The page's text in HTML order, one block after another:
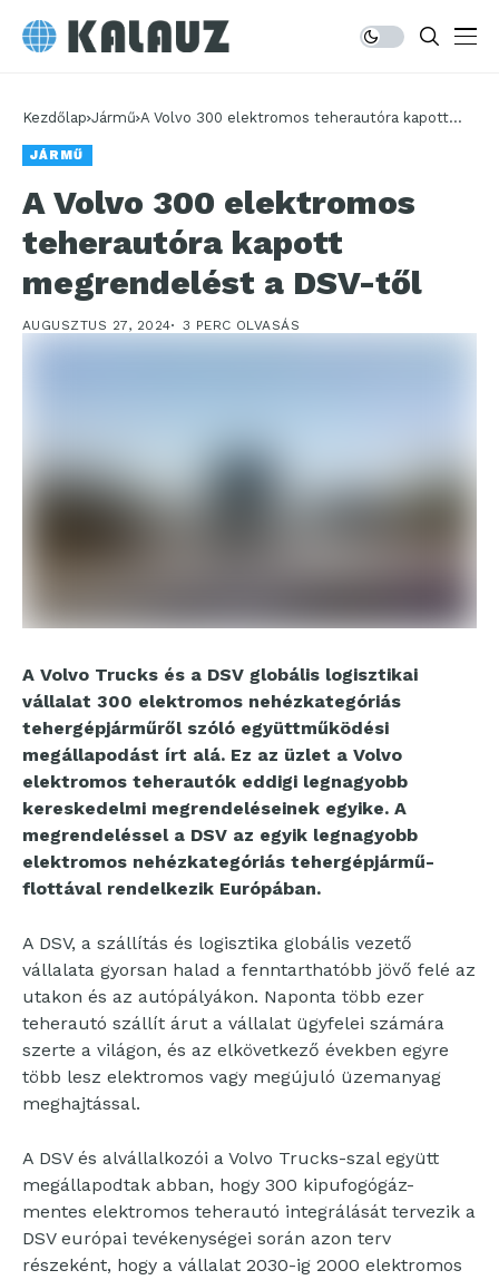
Kezdőlap Jármű A Volvo 300 elektromos teherautóra kapott
JÁRMŰ
A Volvo 300 elektromos
teherautóra kapott
megrendelést a DSV-től
AUGUSZTUS 27, 2024 3 PERC OLVASÁS
A Volvo Trucks és a DSV globális logisztikai
vállalat 300 elektromos nehézkategóriás
tehergépjárműről szóló együttműködési
megállapodást írt alá. Ez az üzlet a Volvo
elektromos teherautók eddigi legnagyobb
kereskedelmi megrendeléseinek egyike. A
megrendeléssel a DSV az egyik legnagyobb
elektromos nehézkategóriás tehergépjármű-
flottával rendelkezik Európában.
A DSV, a szállítás és logisztika globális vezető
vállalata gyorsan halad a fenntarthatóbb jövő felé az
utakon és az autópályákon. Naponta több ezer
teherautó szállít árut a vállalat ügyfelei számára
szerte a világon, és az elkövetkező években egyre
több lesz elektromos vagy megújuló üzemanyag
meghajtással.
A DSV és alvállalkozói a Volvo Trucks-szal együtt
megállapodtak abban, hogy 300 kipufogógáz-
mentes elektromos teherautó integrálását tervezik a
DSV európai tevékenységei során azon terv
részeként, hogy a vállalat 2030-ig 2000 elektromos